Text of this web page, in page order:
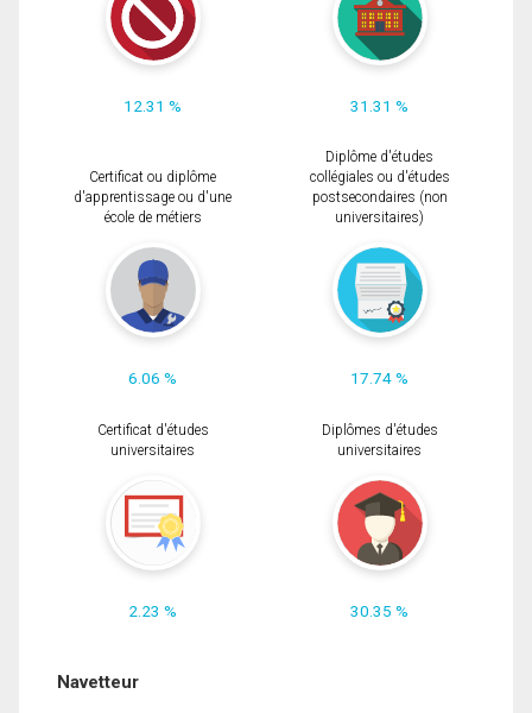
12.31 % 31.31 %
Certificat ou diplôme
d'apprentissage ou d'une
école de métiers
6.06 %
Diplôme d'études
collégiales ou d'études
postsecondaires (non
universitaires)
17.74 %
Certificat d'études
universitaires
2.23 %
Diplômes d'études
universitaires
30.35 %
Navetteur